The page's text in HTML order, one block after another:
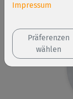
Total Body
Impressum
Präferenzen
wählen